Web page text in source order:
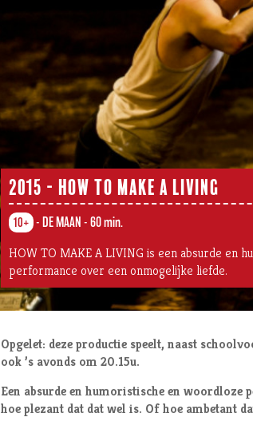
2015 - HOW TO MAKE A LIVING
10+ - DE MAAN - 60 min.
HOW TO MAKE A LIVING is een absurde en
performance over een onmogelijke liefde.
Opgelet: deze productie speelt, naast
ook ’s avonds om 20.15u.
Een absurde en humoristische en woordloze
hoe plezant dat dat wel is. Of hoe ambetant